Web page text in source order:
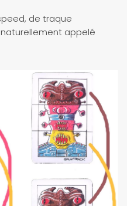
de traque
appelé